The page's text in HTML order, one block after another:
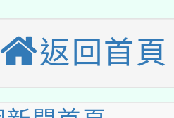
陸應申請許可
部水利署委託
究院辦理「
單位及節水達
22日(星期六
廟祈福系列
園地景藝術
返回首頁